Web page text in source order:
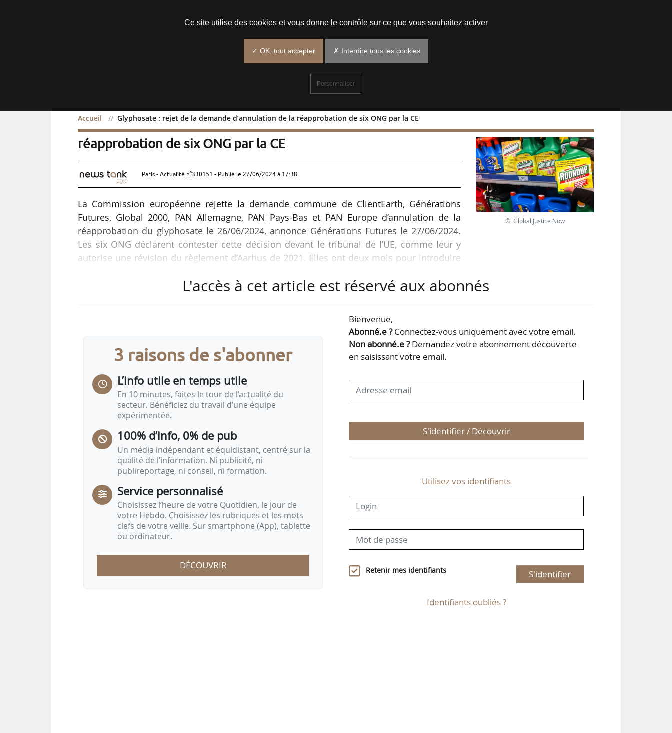
Accueil Glyphosate : rejet de la demande d’annulation de la réapprobation de six ONG par la CE
Glyphosate : rejet de la demande d’annulation de la
réapprobation de six ONG par la CE
Paris - Actualité n°330151 - Publié le 27/06/2024 à 17:38
La Commission européenne rejette la demande commune de ClientEarth, Générations
Futures, Global 2000, PAN Allemagne, PAN Pays-Bas et PAN Europe d’annulation de la
réapprobation du glyphosate le 26/06/2024, annonce Générations Futures le 27/06/2024.
Les six ONG déclarent contester cette décision devant le tribunal de l’UE, comme leur y
autorise une révision du règlement d’Aarhus de 2021. Elles ont deux mois pour introduire
publication d’une description détaillée des failles dans le travail des agences de l’UE, à
© Global Justice Now
L'accès à cet article est réservé aux abonnés
3 raisons de s'abonner
L’info utile en temps utile
En 10 minutes, faites le tour de l’actualité du
secteur. Bénéficiez du travail d’une équipe
expérimentée.
100% d’info, 0% de pub
Un média indépendant et équidistant, centré sur la
qualité de l’information. Ni publicité, ni
publireportage, ni conseil, ni formation.
Service personnalisé
Choisissez l‘heure de votre Quotidien, le jour de
votre Hebdo. Choisissez les rubriques et les mots
clefs de votre veille. Sur smartphone (App), tablette
ou ordinateur.
DÉCOUVRIR
Bienvenue,
Abonné.e ?Connectez-vous uniquement avec votre email.
Non abonné.e ?Demandez votre abonnement découverte
en saisissant votre email.
S'identifier / Découvrir
Utilisez vos identifiants
Retenir mes identifiants S'identifier
Identifiants oubliés ?
Ce site utilise des cookies et vous donne le contrôle sur ce que vous souhaitez activer
✓ OK, tout accepter ✗ Interdire tous les cookies
Personnaliser